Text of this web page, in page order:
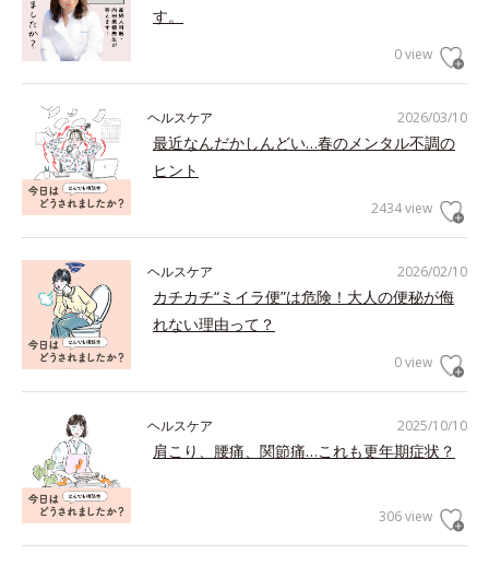
す。
0 view
2026/03/10
ヘルスケア
最近なんだかしんどい…春のメンタル不調の
ヒント
2434 view
2026/02/10
ヘルスケア
カチカチ“ミイラ便”は危険！大人の便秘が侮
れない理由って？
0 view
2025/10/10
ヘルスケア
肩こり、腰痛、関節痛…これも更年期症状？
306 view